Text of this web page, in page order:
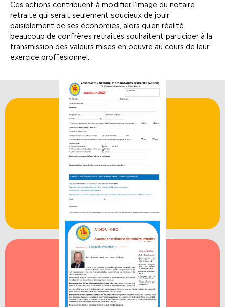
Ces actions contribuent à modifier l’image du notaire
retraité qui serait seulement soucieux de jouir
paisiblement de ses économies, alors qu’en réalité
beaucoup de confrères retraités souhaitent participer à la
transmission des valeurs mises en oeuvre au cours de leur
exercice proffesionnel.
FICHE D’ADHÉSION 2026
Fiche d’adhésion 2026
Voir le pdf
ANNOR INFO